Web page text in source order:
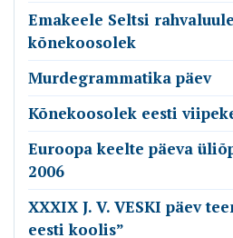
Emakeele Seltsi
kõnekoosolek
Murdegrammatika päev
Kõnekoosolek eesti
Euroopa keelte päeva
2006
XXXIX J. V. VESKI päev
eesti koolis”